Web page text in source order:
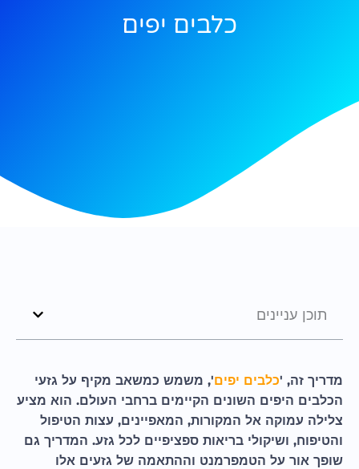
כלבים יפים
תוכן עניינים
מדריך זה, 'כלבים יפים', משמש כמשאב מקיף על גזעי
הכלבים היפים השונים הקיימים ברחבי העולם. הוא מציע
צלילה עמוקה אל המקורות, המאפיינים, עצות הטיפול
והטיפוח, ושיקולי בריאות ספציפיים לכל גזע. המדריך גם
שופך אור על הטמפרמנט וההתאמה של גזעים אלו